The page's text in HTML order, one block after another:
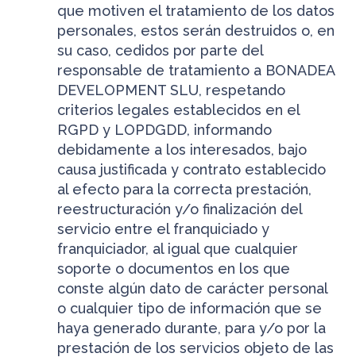
que motiven el tratamiento de los datos
personales, estos serán destruidos o, en
su caso, cedidos por parte del
responsable de tratamiento a BONADEA
DEVELOPMENT SLU, respetando
criterios legales establecidos en el
RGPD y LOPDGDD, informando
debidamente a los interesados, bajo
causa justificada y contrato establecido
al efecto para la correcta prestación,
reestructuración y/o finalización del
servicio entre el franquiciado y
franquiciador, al igual que cualquier
soporte o documentos en los que
conste algún dato de carácter personal
o cualquier tipo de información que se
haya generado durante, para y/o por la
prestación de los servicios objeto de las